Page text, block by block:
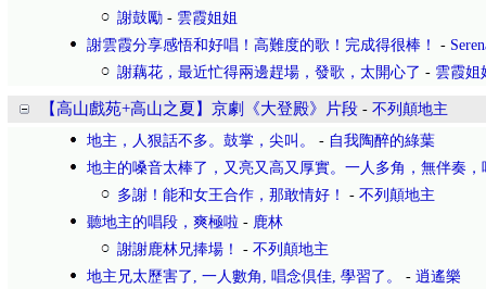
謝鼓勵 - 雲霞姐姐
謝雲霞分享感悟和好唱！高難度的歌！完成得很棒！
-
謝藕花，最近忙得兩邊趕場，發歌，太開心了 - 雲霞姐
【高山戲苑+高山之夏】京劇《大登殿》片段 - 不列顛地主
地主，人狠話不多。鼓掌，尖叫。
- 自我陶醉的綠葉
地主的嗓音太棒了，又亮又高又厚實。一人多角，無伴奏，
多謝！能和女王合作，那敢情好！
- 不列顛地主
聽地主的唱段，爽極啦 - 鹿林
謝謝鹿林兄捧場！
- 不列顛地主
地主兄太歷害了, 一人數角, 唱念倶佳, 學習了。
- 逍遙樂